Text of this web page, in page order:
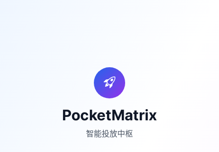
PocketMatrix
智能投放中枢